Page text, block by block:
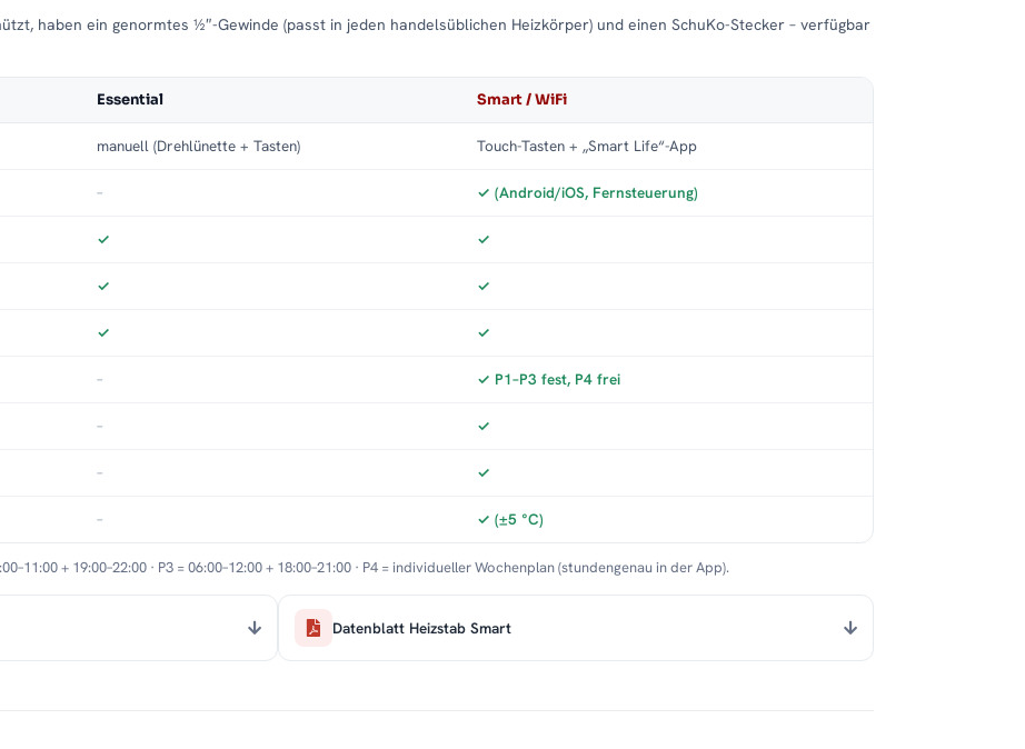
haben ein genormtes ½″-Gewinde (passt in jeden handelsüblichen Heizkörper) und einen SchuKo-Stecker – verfügbar
Essential Smart / WiFi
manuell (Drehlünette + Tasten) Touch-Tasten + „Smart Life“-App
– ✓ (Android/iOS, Fernsteuerung)
✓ ✓
✓ ✓
✓ ✓
– ✓ P1–P3 fest, P4 frei
– ✓
– ✓
– ✓ (±5 °C)
+ 19:00–22:00 · P3 = 06:00–12:00 + 18:00–21:00 · P4 = individueller Wochenplan (stundengenau in der App).
Datenblatt Heizstab Smart